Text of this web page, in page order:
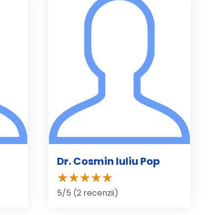
Dr. Cosmin Iuliu Pop
5/5 (2 recenzii)